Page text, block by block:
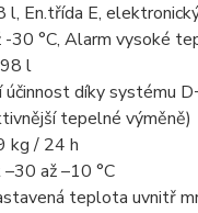
l, En.třída E,
-30 °C, Alarm vysoké
l
účinnost díky systému
tepelné výměně)
kg / 24 h
až –10 °C
teplota uvnitř